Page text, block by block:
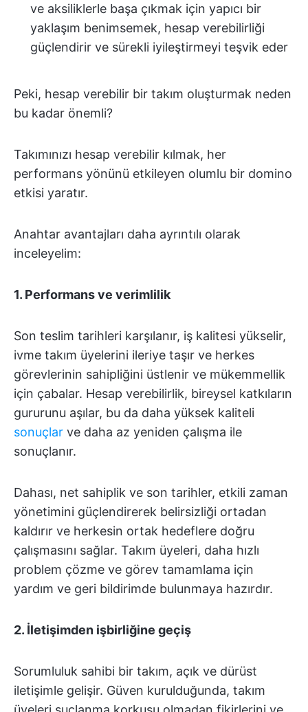
ve aksiliklerle başa çıkmak için yapıcı bir
yaklaşım benimsemek, hesap verebilirliği
güçlendirir ve sürekli iyileştirmeyi teşvik eder
Peki, hesap verebilir bir takım oluşturmak neden
bu kadar önemli?
Takımınızı hesap verebilir kılmak, her
performans yönünü etkileyen olumlu bir domino
etkisi yaratır.
Anahtar avantajları daha ayrıntılı olarak
inceleyelim:
1. Performans ve verimlilik
Son teslim tarihleri karşılanır, iş kalitesi yükselir,
ivme takım üyelerini ileriye taşır ve herkes
görevlerinin sahipliğini üstlenir ve mükemmellik
için çabalar. Hesap verebilirlik, bireysel katkıların
gururunu aşılar, bu da daha yüksek kaliteli
sonuçlar ve daha az yeniden çalışma ile
sonuçlanır.
Dahası, net sahiplik ve son tarihler, etkili zaman
yönetimini güçlendirerek belirsizliği ortadan
kaldırır ve herkesin ortak hedeflere doğru
çalışmasını sağlar. Takım üyeleri, daha hızlı
problem çözme ve görev tamamlama için
yardım ve geri bildirimde bulunmaya hazırdır.
2. İletişimden işbirliğine geçiş
Sorumluluk sahibi bir takım, açık ve dürüst
iletişimle gelişir. Güven kurulduğunda, takım